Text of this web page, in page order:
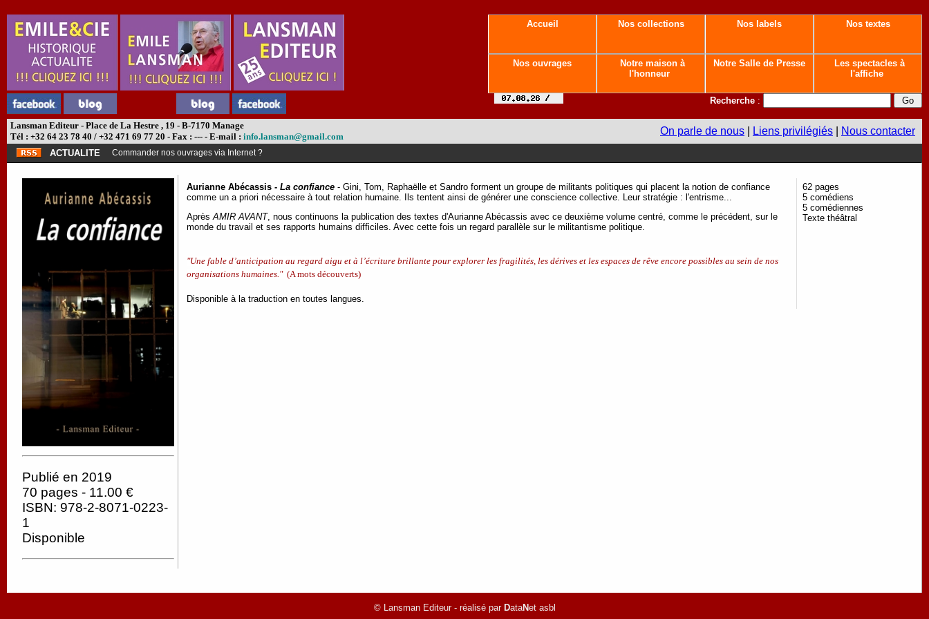
Accueil Nos collections Nos labels Nos textes
Nos ouvrages
Notre maison à
l'honneur
Notre Salle de Presse
Les spectacles à
l'affiche
Recherche :
Lansman Editeur - Place de La Hestre , 19 - B-7170 Manage
Tél : +32 64 23 78 40 / +32 471 69 77 20 - Fax : --- - E-mail : info.lansman@gmail.com On parle de nous Liens privilégiés Nous contacter
ACTUALITE Commander nos ouvrages via Internet ?
Publié en 2019
70 pages - 11.00 €
ISBN: 978-2-8071-0223-
1
Disponible
Aurianne Abécassis - La confiance - Gini, Tom, Raphaëlle et Sandro forment un groupe de militants politiques qui placent la notion de confiance
comme un a priori nécessaire à tout relation humaine. Ils tentent ainsi de générer une conscience collective. Leur stratégie : l'entrisme...
AprèsAMIR AVANT, nous continuons la publication des textes d'Aurianne Abécassis avec ce deuxième volume centré, comme le précédent, sur le
monde du travail et ses rapports humains difficiles. Avec cette fois un regard parallèle sur le militantisme politique.
"Une fable d’anticipation au regard aigu et à l’écriture brillante pour explorer les fragilités, les dérives et les espaces de rêve encore possibles au sein de nos
organisations humaines." (A mots découverts)
Disponible à la traduction en toutes langues.
62 pages
5 comédiens
5 comédiennes
Texte théâtral
© Lansman Editeur - réalisé par DataNet asbl